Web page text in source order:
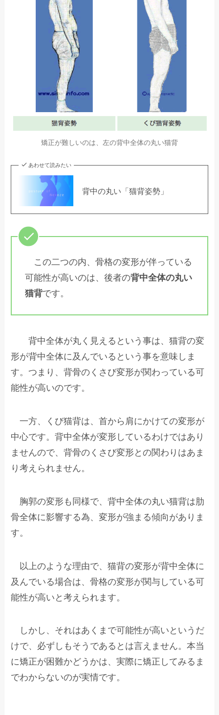
矯正が難しいのは、左の背中全体の丸い猫背
あわせて読みたい
背中の丸い「猫背姿勢」
この二つの内、骨格の変形が伴っている
可能性が高いのは、後者の背中全体の丸い
猫背です。
背中全体が丸く見えるという事は、猫背の変
形が背中全体に及んでいるという事を意味しま
す。つまり、背骨のくさび変形が関わっている可
能性が高いのです。
一方、くび猫背は、首から肩にかけての変形が
中心です。背中全体が変形しているわけではあり
ませんので、背骨のくさび変形との関わりはあま
り考えられません。
胸郭の変形も同様で、背中全体の丸い猫背は肋
骨全体に影響する為、変形が強まる傾向がありま
す。
以上のような理由で、猫背の変形が背中全体に
及んでいる場合は、骨格の変形が関与している可
能性が高いと考えられます。
しかし、それはあくまで可能性が高いというだ
けで、必ずしもそうであるとは言えません。本当
に矯正が困難かどうかは、実際に矯正してみるま
でわからないのが実情です。